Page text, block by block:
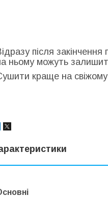
після
ньому можуть
краще на свіжому